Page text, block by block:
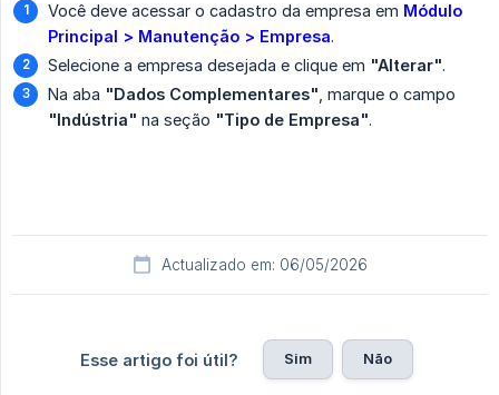
Você deve acessar o cadastro da empresa em Módulo
Principal > Manutenção > Empresa.
Selecione a empresa desejada e clique em "Alterar".
Na aba "Dados Complementares" , marque o campo
"Indústria" na seção "Tipo de Empresa".
Actualizado em: 06/05/2026
Esse artigo foi útil? Sim Não